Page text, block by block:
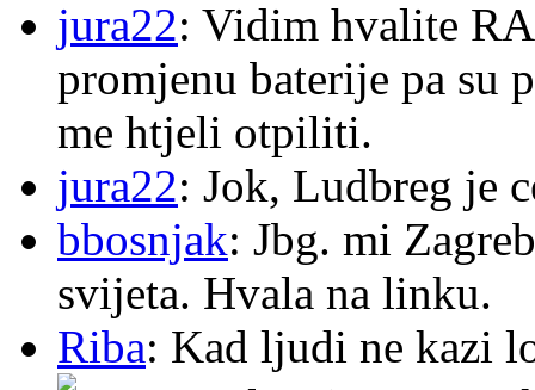
jura22: Vidim hvalite
promjenu baterije pa su
me htjeli otpiliti.
jura22: Jok, Ludbreg je
bbosnjak: Jbg. mi
svijeta. Hvala na linku.
Riba: Kad ljudi ne kazi